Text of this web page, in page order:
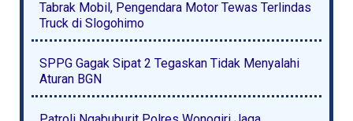
Tabrak Mobil, Pengendara Motor Tewas Terlindas
Truck di Slogohimo
SPPG Gagak Sipat 2 Tegaskan Tidak Menyalahi
Aturan BGN